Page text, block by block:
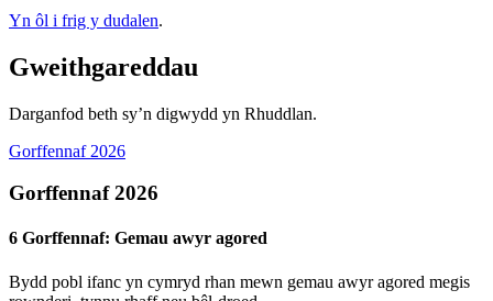
Yn ôl i frig y dudalen.
Gweithgareddau
Darganfod beth sy’n digwydd yn Rhuddlan.
Gorffennaf 2026
Gorffennaf 2026
6 Gorffennaf: Gemau awyr agored
Bydd pobl ifanc yn cymryd rhan mewn gemau awyr agored megis